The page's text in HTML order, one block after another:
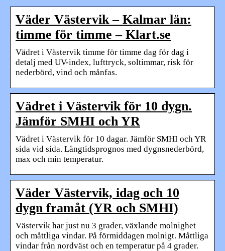
Väder Västervik – Kalmar län:
timme för timme – Klart.se
Vädret i Västervik timme för timme dag för dag i
detalj med UV-index, lufttryck, soltimmar, risk för
nederbörd, vind och månfas.
Vädret i Västervik för 10 dygn.
Jämför SMHI och YR
Vädret i Västervik för 10 dagar. Jämför SMHI och YR
sida vid sida. Långtidsprognos med dygnsnederbörd,
max och min temperatur.
Väder Västervik, idag och 10
dygn framåt (YR och SMHI)
Västervik har just nu 3 grader, växlande molnighet
och måttliga vindar. På förmiddagen molnigt. Måttliga
vindar från nordväst och en temperatur på 4 grader.